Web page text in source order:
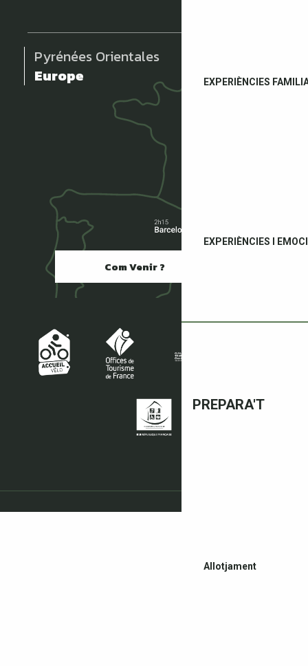
EXPERIÈNCIES
EXPERIÈNCIES I
PREPARA'T
Allotjament
Pyrénées Orientales
Europe
Com Venir ?